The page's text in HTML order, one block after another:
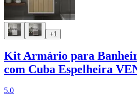
+1
Kit Armário para
com Cuba Espelheira
5.0